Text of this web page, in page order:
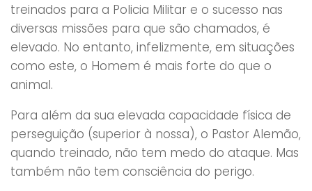
treinados para a Policia Militar e o sucesso nas
diversas missões para que são chamados, é
elevado. No entanto, infelizmente, em situações
como este, o Homem é mais forte do que o
animal.
Para além da sua elevada capacidade física de
perseguição (superior à nossa), o Pastor Alemão,
quando treinado, não tem medo do ataque. Mas
também não tem consciência do perigo.